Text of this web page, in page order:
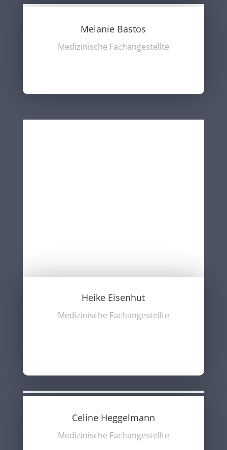
Melanie Bastos
Medizinische Fachangestellte
Heike Eisenhut
Medizinische Fachangestellte
Celine Heggelmann
Medizinische Fachangestellte